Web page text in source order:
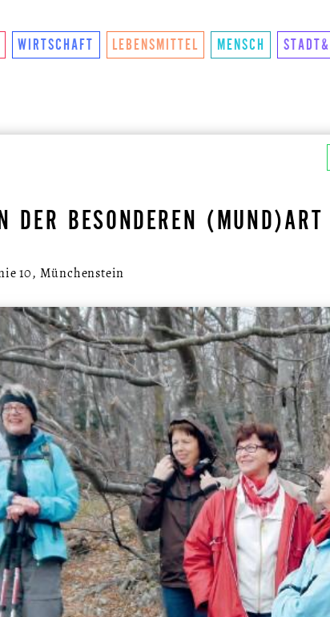
WIRTSCHAFT LEBENSMITTEL MENSCH
DER BESONDEREN
10, Münchenstein